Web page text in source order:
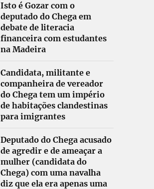
Isto é Gozar com o
deputado do Chega em
debate de literacia
financeira com estudantes
na Madeira
Candidata, militante e
companheira de vereador
do Chega tem um império
de habitações clandestinas
para imigrantes
Deputado do Chega acusado
de agredir e de ameaçar a
mulher (candidata do
Chega) com uma navalha
diz que ela era apenas uma